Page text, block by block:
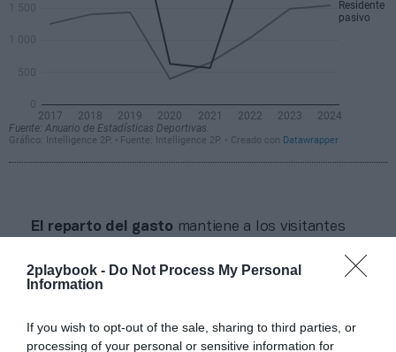
2playbook - Do Not Process My Personal
Information
If you wish to opt-out of the sale, sharing to third parties, or
processing of your personal or sensitive information for
El reparto del gasto mantiene a los visitantes
tercios del total. En 2024, los extranjeros concentraron
70% del gasto total en turismo de espectáculos
competiciones como el Gran Premio de Fórmula 1,
MotoGP, los grandes partidos de fútbol o torneos